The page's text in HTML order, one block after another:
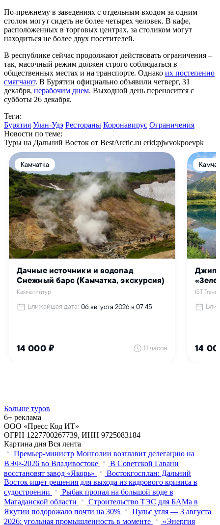
По-прежнему в заведениях с отдельным входом за одним
столом могут сидеть не более четырех человек. В кафе,
расположенных в торговых центрах, за столиком могут
находиться не более двух посетителей.
В республике сейчас продолжают действовать ограничения –
так, масочный режим должен строго соблюдаться в
общественных местах и на транспорте. Однако их постепенно
смягчают. В Бурятии официально объявили четверг, 31
декабря, нерабочим днем. Выходной день переносится с
субботы 26 декабря.
Теги:
Бурятия Улан-Удэ Рестораны Коронавирус Ограничения
Новости по теме:
Туры на Дальний Восток от BestArctic.ru erid:pjwvokpoevpk
Больше туров
6+ реклама
ООО «Пресс Код ИТ»
ОГРН 1227700267739, ИНН 9725083184
Картина дня Вся лента
Премьер-министр Монголии возглавит делегацию на
ВЭФ‑2026 во Владивостоке
В Советской Гавани
восстановят завод «Якорь»
Востокгосплан: Дальний
Восток ищет решения для выхода из кадрового кризиса в
судостроении
Рыбак пропал на большой воде в
Магаданской области
Строительство ТЭС для БАМа в
Якутии подорожало почти на 30%
Пульс угля — 3 августа
2026: угольная промышленность в моменте
«Энергия